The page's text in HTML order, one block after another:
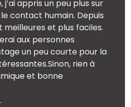
j’ai appris un peu plus sur
contact humain. Depuis
meilleures et plus faciles.
aux personnes
un peu courte pour la
rien à
et bonne